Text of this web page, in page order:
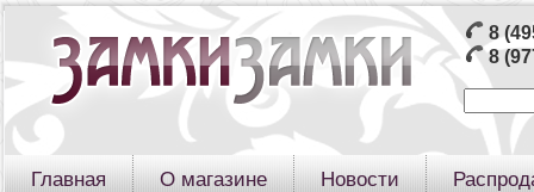
8
8
Главная О магазине Новости